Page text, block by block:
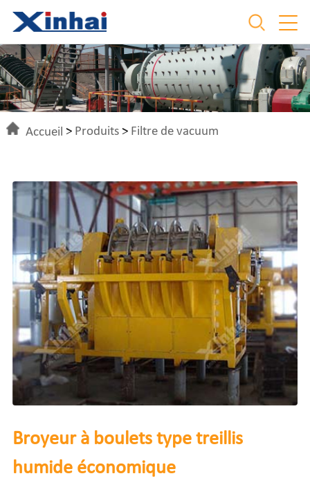
Accueil > Produits > Filtre de vacuum
Broyeur à boulets type treillis
humide économique